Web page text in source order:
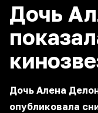
Дочь
Дочь Алена
опубликовала